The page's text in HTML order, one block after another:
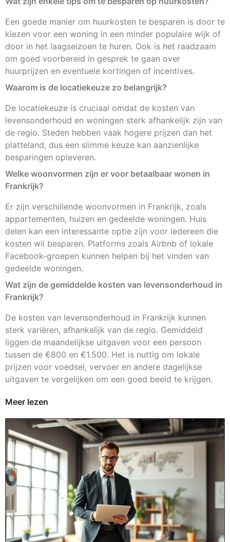
Een goede manier om huurkosten te besparen is door te
kiezen voor een woning in een minder populaire wijk of
door in het laagseizoen te huren. Ook is het raadzaam
om goed voorbereid in gesprek te gaan over
huurprijzen en eventuele kortingen of incentives.
Waarom is de locatiekeuze zo belangrijk?
De locatiekeuze is cruciaal omdat de kosten van
levensonderhoud en woningen sterk afhankelijk zijn van
de regio. Steden hebben vaak hogere prijzen dan het
platteland, dus een slimme keuze kan aanzienlijke
besparingen opleveren.
Welke woonvormen zijn er voor betaalbaar wonen in
Frankrijk?
Er zijn verschillende woonvormen in Frankrijk, zoals
appartementen, huizen en gedeelde woningen. Huis
delen kan een interessante optie zijn voor iedereen die
kosten wil besparen. Platforms zoals Airbnb of lokale
Facebook-groepen kunnen helpen bij het vinden van
gedeelde woningen.
Wat zijn de gemiddelde kosten van levensonderhoud in
Frankrijk?
De kosten van levensonderhoud in Frankrijk kunnen
sterk variëren, afhankelijk van de regio. Gemiddeld
liggen de maandelijkse uitgaven voor een persoon
tussen de €800 en €1.500. Het is nuttig om lokale
prijzen voor voedsel, vervoer en andere dagelijkse
uitgaven te vergelijken om een goed beeld te krijgen.
Meer lezen